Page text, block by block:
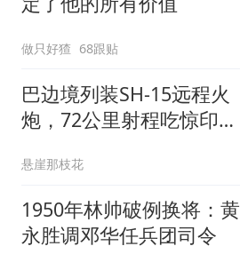
做只好猹 68跟贴
巴边境列装SH-15远程火
炮，72公里射程吃惊印度
悬崖那枝花
1950年林帅破例换将：黄
永胜调邓华任兵团司令